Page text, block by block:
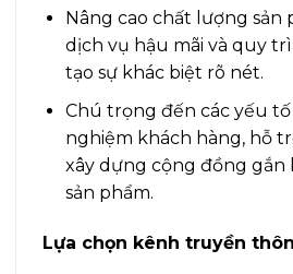
Nâng cao chất lượng sản
dịch vụ hậu mãi và quy
tạo sự khác biệt rõ nét.
Chú trọng đến các yếu
nghiệm khách hàng, hỗ
xây dựng cộng đồng
sản phẩm.
Lựa chọn kênh truyền